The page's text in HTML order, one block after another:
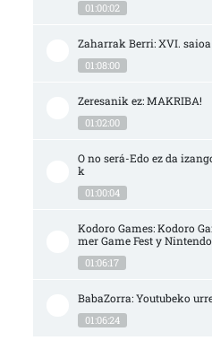
01:00:02
Zaharrak Berri: XVI.
01:08:00
Zeresanik ez: MAKRIBA!
01:02:00
O no será-Edo ez da
k
01:00:04
Kodoro Games: Kodoro
mer Game Fest y
01:06:17
BabaZorra: Youtubeko
01:06:24